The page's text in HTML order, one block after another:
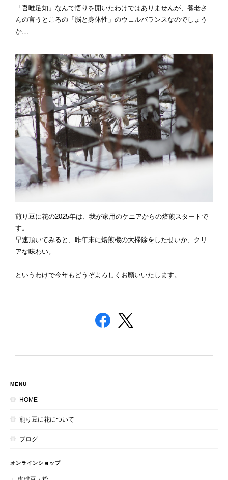
「吾唯足知」なんて悟りを開いたわけではありませんが、養老さ
んの言うところの「脳と身体性」のウェルバランスなのでしょう
か…
煎り豆に花の2025年は、我が家用のケニアからの焙煎スタートで
す。
早速頂いてみると、昨年末に焙煎機の大掃除をしたせいか、クリ
アな味わい。
というわけで今年もどうぞよろしくお願いいたします。
MENU
HOME
煎り豆に花について
ブログ
オンラインショップ